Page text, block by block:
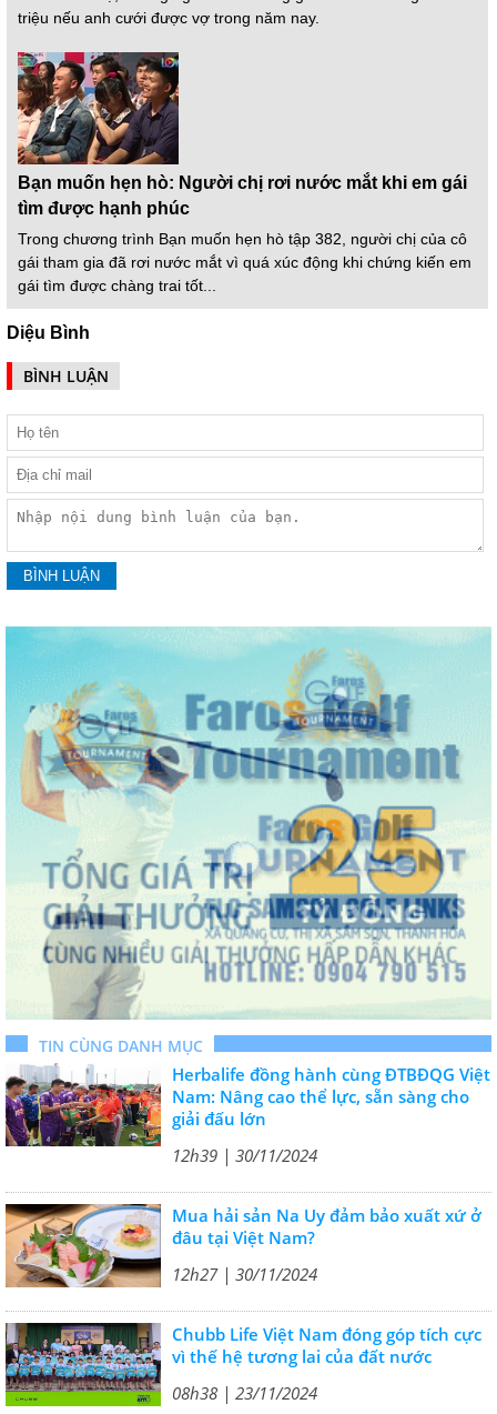
triệu nếu anh cưới được vợ trong năm nay.
Bạn muốn hẹn hò: Người chị rơi nước mắt khi em gái
tìm được hạnh phúc
Trong chương trình Bạn muốn hẹn hò tập 382, người chị của cô
gái tham gia đã rơi nước mắt vì quá xúc động khi chứng kiến em
gái tìm được chàng trai tốt...
Diệu Bình
BÌNH LUẬN
TIN CÙNG DANH MỤC
Herbalife đồng hành cùng ĐTBĐQG Việt
Nam: Nâng cao thể lực, sẵn sàng cho
giải đấu lớn
12h39 | 30/11/2024
Mua hải sản Na Uy đảm bảo xuất xứ ở
đâu tại Việt Nam?
12h27 | 30/11/2024
Chubb Life Việt Nam đóng góp tích cực
vì thế hệ tương lai của đất nước
08h38 | 23/11/2024